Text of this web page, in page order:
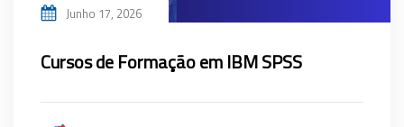
Junho 17, 2026
Cursos de Formação em IBM SPSS